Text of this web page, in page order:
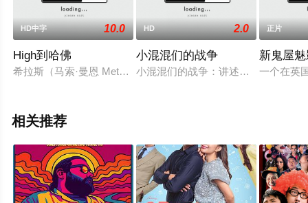
HD中字 10.0
High到哈佛
希拉斯（马索·曼恩 Method Man 饰）擅长用草药来医治各类疑
HD 2.0
小混混们的战争
小混混们的战争：讲述了乡下村子里
正片
新鬼屋
一个在英
相关推荐